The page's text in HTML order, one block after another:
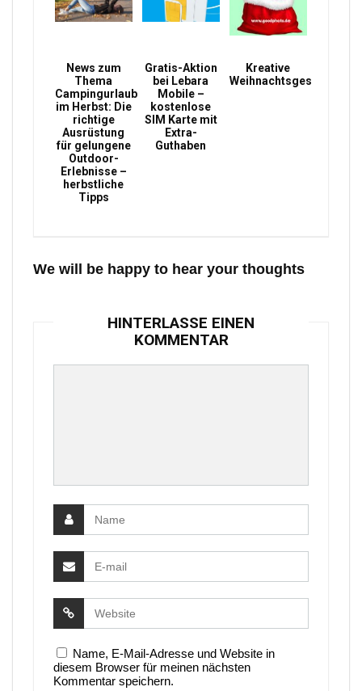
News zum
Thema
Campingurlaub
im Herbst: Die
richtige
Ausrüstung
für gelungene
Outdoor-
Erlebnisse –
herbstliche
Tipps
Gratis-Aktion
bei Lebara
Mobile –
kostenlose
SIM Karte mit
Extra-
Guthaben
Kreative
Weihnachtsgeschenke
We will be happy to hear your thoughts
HINTERLASSE EINEN
KOMMENTAR
Name, E-Mail-Adresse und Website in
diesem Browser für meinen nächsten
Kommentar speichern.